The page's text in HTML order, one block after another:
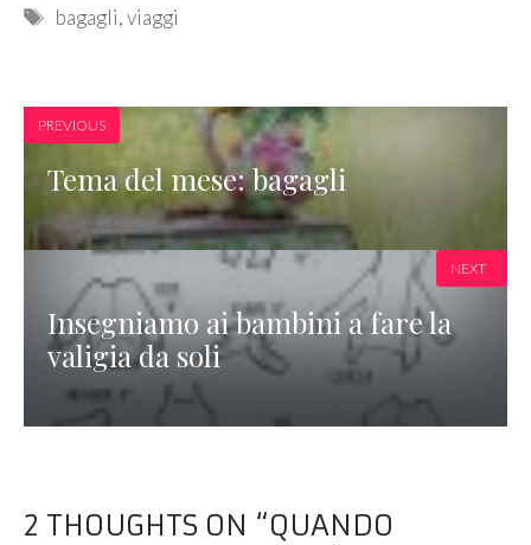
Tags
bagagli,viaggi
PREVIOUS
Tema del mese: bagagli
Insegniamo ai bambini a fare la
valigia da soli
NEXT
2 THOUGHTS ON “QUANDO